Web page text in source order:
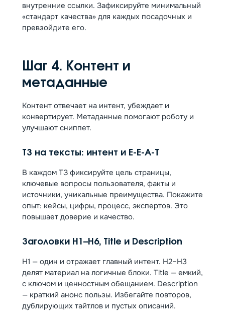
внутренние ссылки. Зафиксируйте минимальный
«стандарт качества» для каждых посадочных и
превзойдите его.
Шаг 4. Контент и
метаданные
Контент отвечает на интент, убеждает и
конвертирует. Метаданные помогают роботу и
улучшают сниппет.
ТЗ на тексты: интент и E-E-A-T
В каждом ТЗ фиксируйте цель страницы,
ключевые вопросы пользователя, факты и
источники, уникальные преимущества. Покажите
опыт: кейсы, цифры, процесс, экспертов. Это
повышает доверие и качество.
Заголовки H1–H6, Title и Description
H1 — один и отражает главный интент. H2–H3
делят материал на логичные блоки. Title — емкий,
с ключом и ценностным обещанием. Description
— краткий анонс пользы. Избегайте повторов,
дублирующих тайтлов и пустых описаний.